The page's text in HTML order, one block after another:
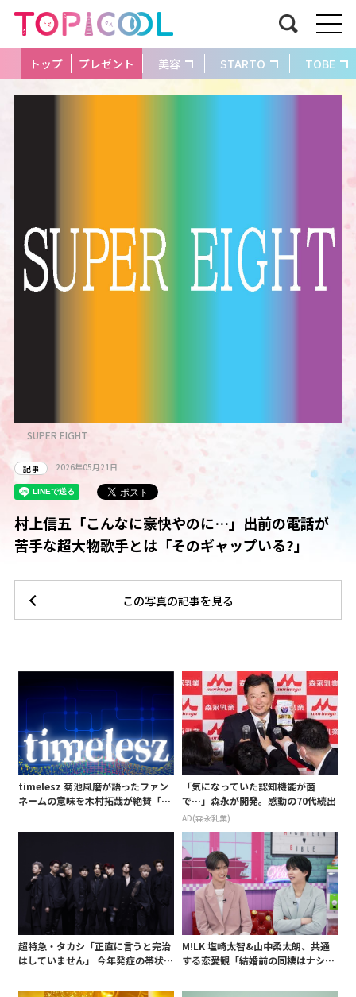
トップ プレゼント 美容 STARTO TOBE
SUPER EIGHT
記事 2026年05月21日
村上信五「こんなに豪快やのに…」出前の電話が
苦手な超大物歌手とは「そのギャップいる?」
この写真の記事を見る
timelesz 菊池風磨が語ったファン
ネームの意味を木村拓哉が絶賛「考
「気になっていた認知機能が菌
で…」森永が開発。感動の70代続出
AD(森永乳業)
超特急・タカシ「正直に言うと完治
はしていません」 今年発症の帯状疱
白 後遺症も語る
M!LK 塩崎太智&山中柔太朗、共通
する恋愛観「結婚前の同棲はナシ」